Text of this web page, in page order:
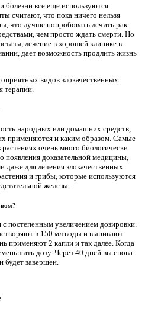
болезни все еще используются
считают, что пока ничего нельзя
что лучше попробовать лечить рак
чем просто ждать смерти. Но
лечение в хорошей клинике в
дает возможность продлить жизнь
видов злокачественных
терапии.
народных или домашних средств,
применяются и каким образом. Самые
очень много биологически
появления доказательной медицины,
для лечения злокачественных
и грибы, которые используются
железы.
с постепенным увеличением дозировки.
в 150 мл воды и выпивают
применяют 2 капли и так далее. Когда
дозу. Через 40 дней вы снова
будет завершен.